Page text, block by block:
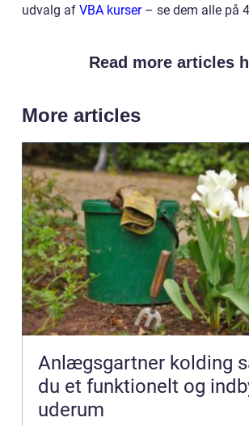
udvalg af VBA kurser– se dem alle på
Read more articles
More articles
Anlægsgartner kolding sådan får
du et funktionelt og
uderum